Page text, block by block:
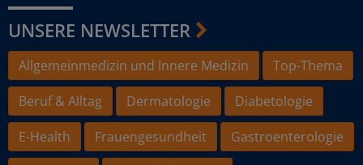
UNSERE NEWSLETTER
Allgemeinmedizin und Innere Medizin
Top-Thema
Beruf & Alltag
Dermatologie
Diabetologie
E-Health
Frauengesundheit
Gastroenterologie